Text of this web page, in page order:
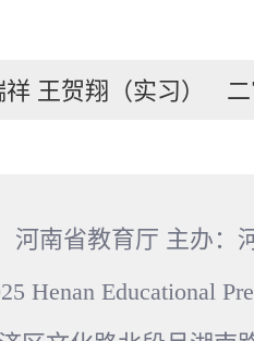
王贺翔（实习）
河南省教育厅 主办：
Henan Educational